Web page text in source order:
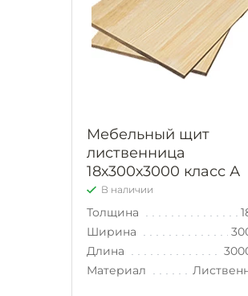
Мебельный щит
лиственница
18х300х3000 класс А
В наличии
Толщина
Ширина
Длина
Материал